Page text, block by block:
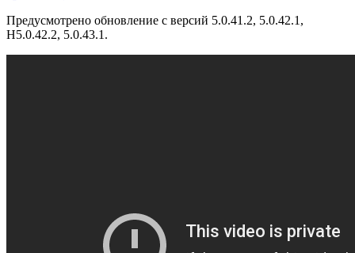
Предусмотрено обновление с версий 5.0.41.2, 5.0.42.1,
Н5.0.42.2, 5.0.43.1.